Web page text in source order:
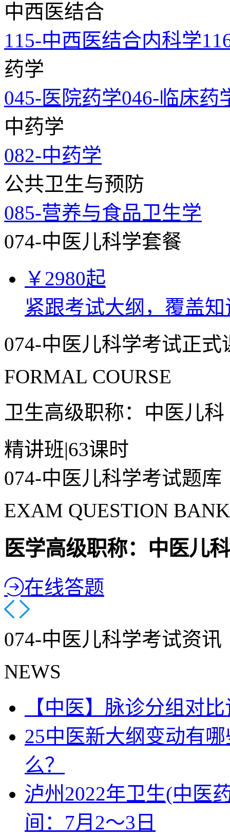
中西医结合
115-中西医结合内科学
药学
045-医院药学046-临床药
中药学
082-中药学
公共卫生与预防
085-营养与食品卫生学
074-中医儿科学套餐
￥2980起
紧跟考试大纲，覆盖
074-中医儿科学考试正式
FORMAL COURSE
卫生高级职称：中医儿
精讲班|63课时
074-中医儿科学考试题库
EXAM QUESTION BANK
医学高级职称：中医儿
在线答题
074-中医儿科学考试资讯
NEWS
【中医】脉诊分组对
25中医新大纲变动有
么？
泸州2022年卫生(中医
间：7月2～3日